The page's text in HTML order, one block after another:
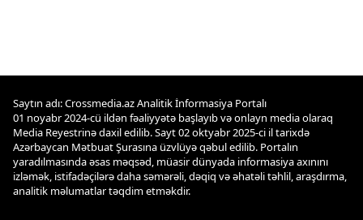
Saytın adı: Crossmedia.az Analitik İnformasiya Portalı
01 noyabr 2024-cü ildən fəaliyyətə başlayıb və onlayn media olaraq
Media Reyestrinə daxil edilib. Sayt 02 oktyabr 2025-ci il tarixdə
Azərbaycan Mətbuat Şurasına üzvlüyə qəbul edilib. Portalın
yaradılmasında əsas məqsəd, müasir dünyada informasiya axınını
izləmək, istifadəçilərə daha səmərəli, dəqiq və əhatəli təhlil, araşdırma,
analitik məlumatlar təqdim etməkdir.